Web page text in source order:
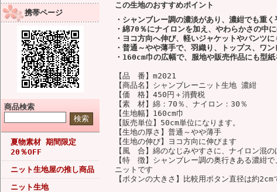
携帯ページ
商品検索
夏物素材 期間限定
20％OFF
ニット生地屋の推し商品
ニット生地
この生地のおすすめポイント
・シャンブレー調の濃淡があり、濃紺でも重く
・綿70％にナイロンを加え、やわらかさの中
・ヨコ方向へ伸び、軽いジャケットやパンツに
・普通～やや薄手で、羽織り、トップス、ワン
・160cm巾の広幅で、服地や販売作品にも型紙
【品 番】m2021
【商品名】シャンブレーニット生地 濃紺
【価 格】450円＋消費税
【素 材】綿：70％、ナイロン：30％
【生地幅】160cm巾
【販売単位】50cm単位になります。
【生地の厚さ】普通～やや薄手
【生地の伸び】ヨコ方向に伸びます
【風 合】綿のなじみやすさに、ナイロン混
【特 徴】シャンブレー調の奥行きある濃紺
ニットです
【ボタンの大きさ】比較用ボタン直径は約2cm